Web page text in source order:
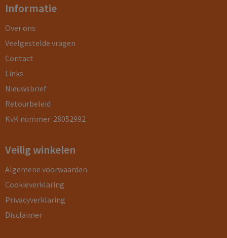
Informatie
Over ons
Veelgestelde vragen
Contact
Links
Nieuwsbrief
Retourbeleid
KvK nummer: 28052992
Veilig winkelen
Algemene voorwaarden
Cookieverklaring
Privacyverklaring
Disclaimer